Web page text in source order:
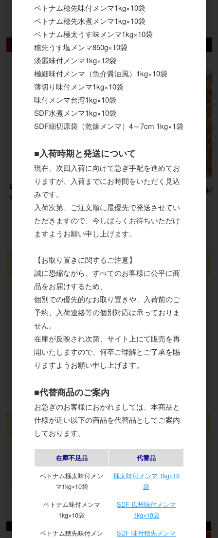
25件中 1〜25件目
おすすめ商品
国産水煮メンマ（細切）
800g×10袋
SDF細切原袋（乾燥メンマ）6～
国産味
ログイン
メールアドレス
パスワード
ログイン
カート
カートは空です
ベトナム穂先味付メンマ1kg×10袋
ベトナム穂先水煮メンマ1kg×10袋
ベトナム極太うす味メンマ1kg×10袋
穂先うす塩メンマ850g×10袋
淡麗味付メンマ1kg×12袋
極細味付メンマ（魚介醤油風）1kg×10袋
薄切り味付メンマ1kg×10袋
味付メンマ台湾1kg×10袋
SDF水煮メンマ1kg×10袋
SDF細切原袋（乾燥メンマ）4～7cm 1kg×1袋
■入荷時期と発送について
現在、次回入荷に向けて急ぎ手配を進めてお
りますが、入荷までにお時間をいただく見込
みです。
入荷次第、ご注文順に最優先で発送させてい
ただきますので、今しばらくお待ちいただけ
ますようお願い申し上げます。
【お取り置きに関するご注意】
誠に恐縮ながら、すべてのお客様に公平に商
品をお届けするため、
個別での優先的なお取り置きや、入荷前のご
予約、入荷連絡等の個別対応は承っておりま
せん。
在庫が反映され次第、サイト上にて販売を再
開いたしますので、何卒ご理解とご了承を賜
りますようお願い申し上げます。
■代替商品のご案内
お急ぎのお客様におかれましては、本商品と
仕様が近い以下の商品を代替品としてご案内
しております。
在庫不足品 代替品
ベトナム極太味付メン
マ1kg×10袋
極太味付メンマ 1kg×10
袋
ベトナム味付メンマ
1kg×10袋
SDF 広州味付メンマ
1kg×10袋
ベトナム穂先味付メン
SDF 味付穂先メンマ